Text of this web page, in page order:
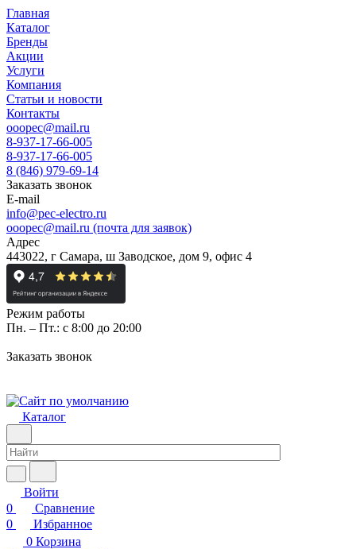
Главная
Каталог
Бренды
Акции
Услуги
Компания
Статьи и новости
Контакты
ooopec@mail.ru
8-937-17-66-005
8-937-17-66-005
8 (846) 979-69-14
Заказать звонок
E-mail
info@pec-electro.ru
ooopec@mail.ru (почта для заявок)
Адрес
443022, г Самара, ш Заводское, дом 9, офис 4
Режим работы
Пн. – Пт.: с 8:00 до 20:00
Заказать звонок
Каталог
Войти
0
Сравнение
0
Избранное
0 Корзина